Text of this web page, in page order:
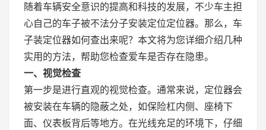
随着车辆安全意识的提高和科技的发展，不少车主担
心自己的车子被不法分子安装定位定位器。那么，车
子装定位器如何查出来呢？本文将为您详细介绍几种
实用的方法，帮助您检查爱车是否存在隐患。
一、视觉检查
第一步是进行直观的视觉检查。通常来说，定位器会
被安装在车辆的隐蔽之处，如保险杠内侧、座椅下
面、仪表板背后等地方。在光线充足的环境下，仔细